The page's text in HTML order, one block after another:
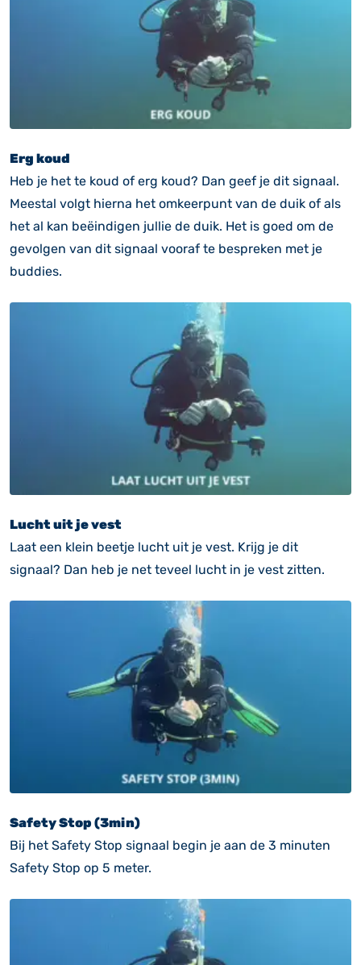
Erg koud
Heb je het te koud of erg koud? Dan geef je dit signaal.
Meestal volgt hierna het omkeerpunt van de duik of als
het al kan beëindigen jullie de duik. Het is goed om de
gevolgen van dit signaal vooraf te bespreken met je
buddies.
Lucht uit je vest
Laat een klein beetje lucht uit je vest. Krijg je dit
signaal? Dan heb je net teveel lucht in je vest zitten.
Safety Stop (3min)
Bij het Safety Stop signaal begin je aan de 3 minuten
Safety Stop op 5 meter.